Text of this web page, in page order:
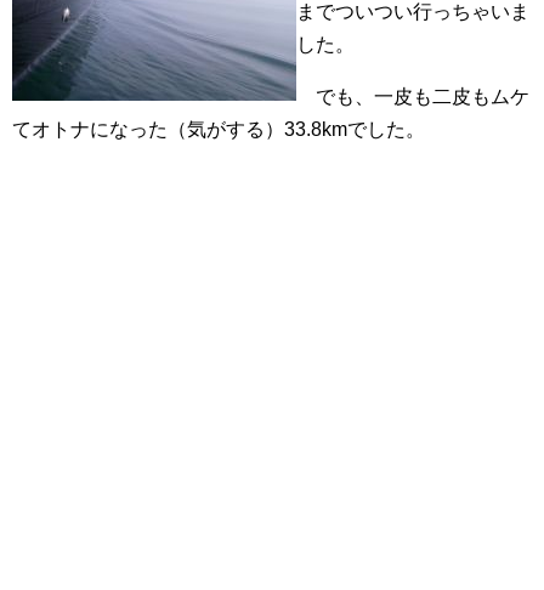
までついつい行っちゃいま
した。
でも、一皮も二皮もムケ
てオトナになった（気がする）33.8kmでした。